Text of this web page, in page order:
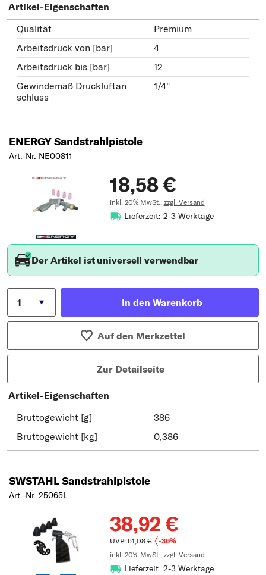
Artikel-Eigenschaften
Qualität
Premium
Arbeitsdruck von [bar]
4
Arbeitsdruck bis [bar]
12
Gewindemaß Druckluftan
schluss
1/4"
ENERGY Sandstrahlpistole
Art.-Nr. NE00811
18,58 €
inkl. 20% MwSt., zzgl. Versand
Lieferzeit: 2-3 Werktage
Der Artikel ist universell verwendbar
In den Warenkorb
Auf den Merkzettel
Zur Detailseite
Artikel-Eigenschaften
Bruttogewicht [g]
386
Bruttogewicht [kg]
0,386
SWSTAHL Sandstrahlpistole
Art.-Nr. 25065L
38,92 €
UVP: 61,08 €
-36%
inkl. 20% MwSt., zzgl. Versand
Lieferzeit: 2-3 Werktage